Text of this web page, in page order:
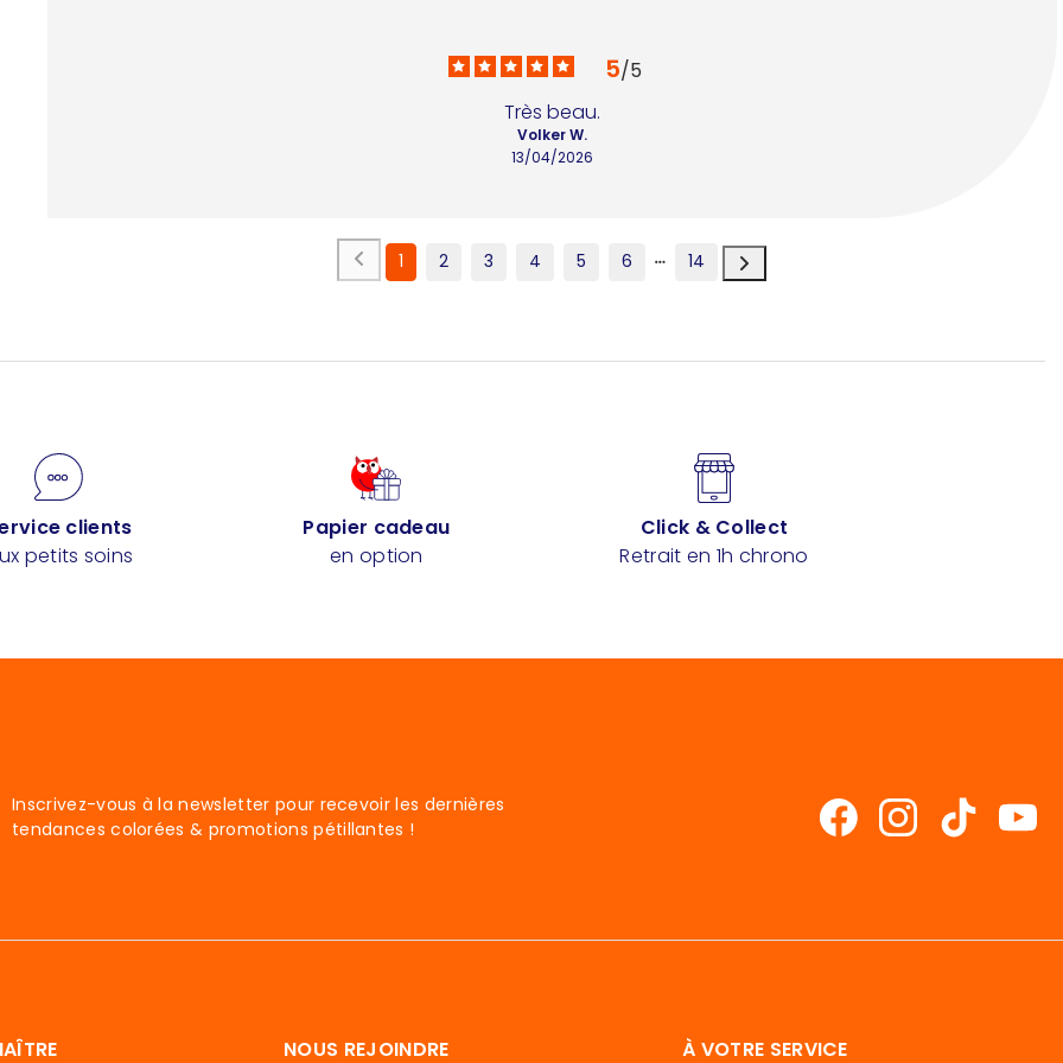
5/5
Très beau.
13/04/2026
Volker W.
1 2 3 4 5 6 14
clients
petits soins
Papier cadeau
en option
Click & Collect
Retrait en 1h chrono
Inscrivez-vous à la newsletter pour recevoir les dernières
tendances colorées & promotions pétillantes !
NOUS REJOINDRE À VOTRE SERVICE